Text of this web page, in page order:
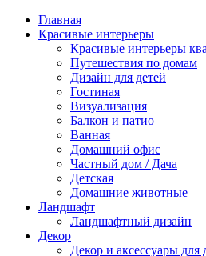
Главная
Красивые интерьеры
Красивые интерьеры
Путешествия по домам
Дизайн для детей
Гостиная
Визуализация
Балкон и патио
Ванная
Домашний офис
Частный дом / Дача
Детская
Домашние животные
Ландшафт
Ландшафтный дизайн
Декор
Декор и аксессуары для